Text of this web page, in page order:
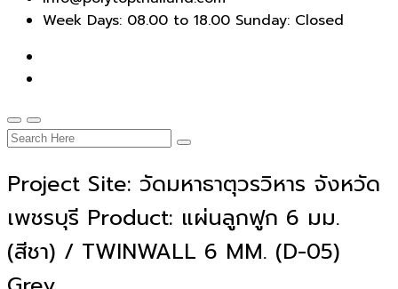
Week Days: 08.00 to 18.00 Sunday: Closed
Project Site: วัดมหาธาตุวรวิหาร จังหวัด
เพชรบุรี Product: แผ่นลูกฟูก 6 มม.
(สีชา) / TWINWALL 6 MM. (D-05)